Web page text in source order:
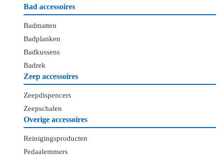
Bad accessoires
Badmatten
Badplanken
Badkussens
Badrek
Zeep accessoires
Zeepdispencers
Zeepschalen
Overige accessoires
Reinigingsproducten
Pedaalemmers